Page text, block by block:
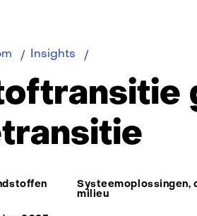
Insights
geen
Systeemoplossingen,
milieu